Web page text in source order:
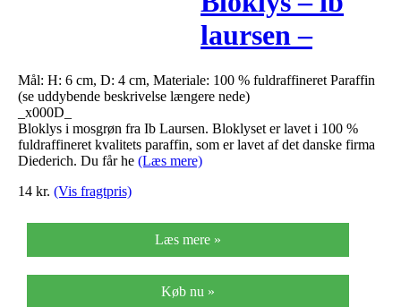
laursen –
mosgrøn ø:4
h:6 –
diederich lys
Mål: H: 6 cm, D: 4 cm, Materiale: 100 % fuldraffineret Paraffin
(se uddybende beskrivelse længere nede)
_x000D_
Bloklys i mosgrøn fra Ib Laursen. Bloklyset er lavet i 100 %
fuldraffineret kvalitets paraffin, som er lavet af det danske firma
Diederich. Du får he (Læs mere)
14 kr. (Vis fragtpris)
Læs mere »
Køb nu »